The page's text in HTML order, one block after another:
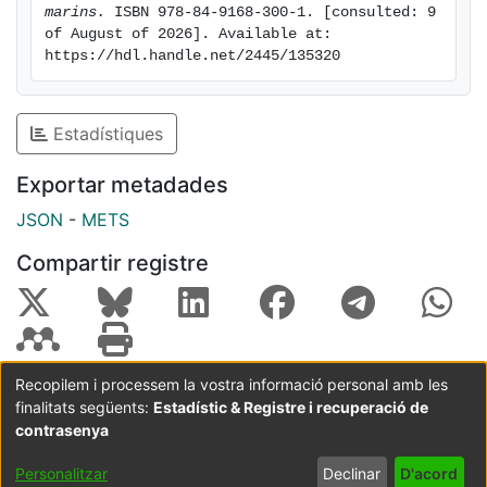
marins.
ISBN 978-84-9168-300-1. [consulted: 9
of August of 2026]. Available at:
https://hdl.handle.net/2445/135320
Estadístiques
Exportar metadades
JSON - METS
Compartir registre
Coordinació:CRAI UB Avís legal
Metadades
subjectes a:
Configuració
de cookies
privadesa
Recopilem i processem la vostra informació personal amb les
finalitats següents: Estadístic & Registre i recuperació de
contrasenya
Personalitzar Declinar D'acord